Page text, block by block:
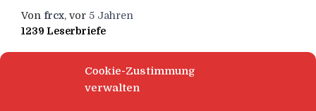
Cookie-Zustimmung
verwalten
Von frcx, vor 5 Jahren
1239 Leserbriefe